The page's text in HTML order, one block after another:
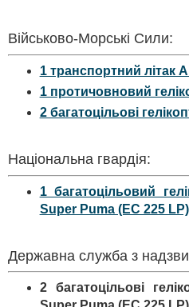
Військово-Морські Сили:
1 транспортний літак
1 протичовновий
2 багатоцільові
Національна гвардія:
1 багатоцільовий
Super Puma (EC 225 LP)
Державна служба з
2 багатоцільові